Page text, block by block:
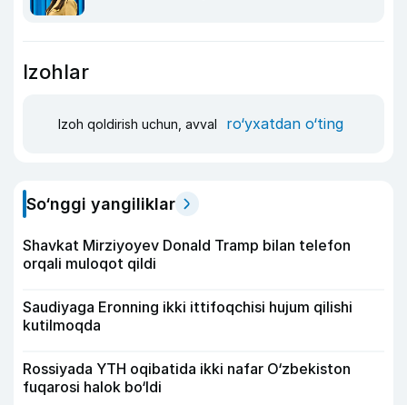
Izohlar
Izoh qoldirish uchun, avval ro‘yxatdan o‘ting
So‘nggi yangiliklar
Shavkat Mirziyoyev Donald Tramp bilan telefon
orqali muloqot qildi
Saudiyaga Eronning ikki ittifoqchisi hujum qilishi
kutilmoqda
Rossiyada YTH oqibatida ikki nafar O‘zbekiston
fuqarosi halok bo‘ldi